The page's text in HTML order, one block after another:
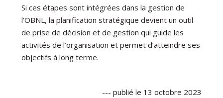
Si ces étapes sont intégrées dans la gestion de
l’OBNL, la planification stratégique devient un outil
de prise de décision et de gestion qui guide les
activités de l’organisation et permet d’atteindre ses
objectifs à long terme.
--- publié le 13 octobre 2023